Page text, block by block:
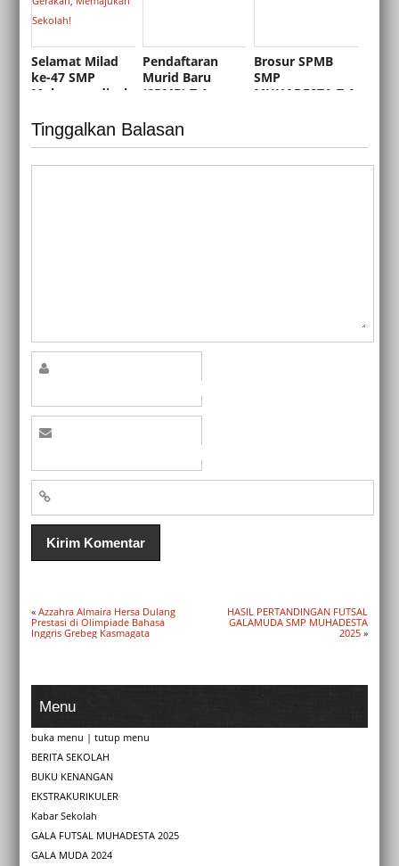
Selamat Milad
ke-47 SMP
Muhammadiyah
Mengokohkan
Gerakan,
Pendaftaran
Murid Baru
(SPMB) T.A
Gelombang 3
Brosur SPMB
SMP
MUHADESTA T.A
Tinggalkan Balasan
« Azzahra Almaira Hersa Dulang
Prestasi di Olimpiade Bahasa
Inggris Grebeg Kasmagata
HASIL PERTANDINGAN FUTSAL
GALAMUDA SMP MUHADESTA
2025 »
Menu
buka menu | tutup menu
BERITA SEKOLAH
BUKU KENANGAN
EKSTRAKURIKULER
Kabar Sekolah
GALA FUTSAL MUHADESTA 2025
GALA MUDA 2024